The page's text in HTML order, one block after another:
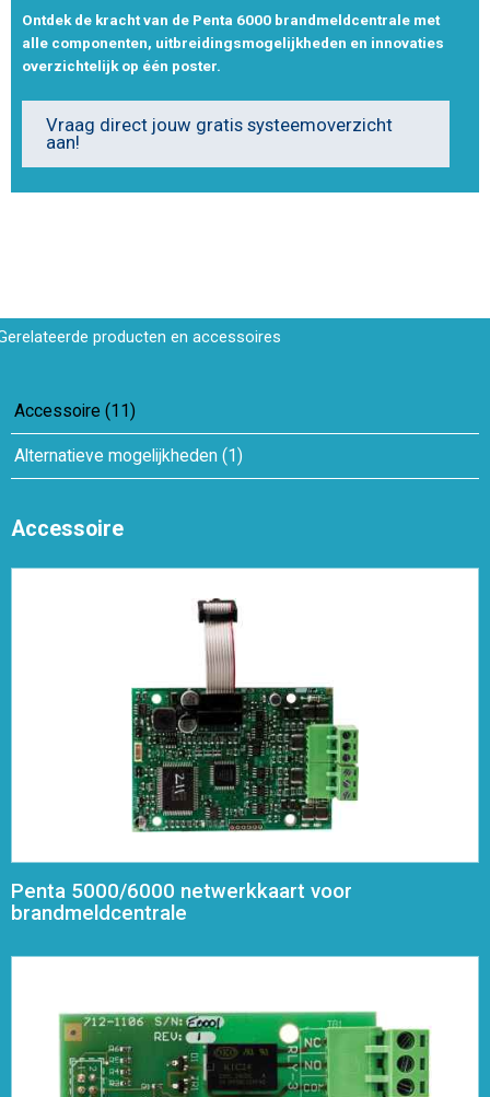
Ontdek de kracht van de Penta 6000 brandmeldcentrale met
alle componenten, uitbreidingsmogelijkheden en innovaties
overzichtelijk op één poster.
Vraag direct jouw gratis systeemoverzicht
aan!
producten en accessoires
Accessoire (11)
Alternatieve mogelijkheden (1)
Accessoire
Penta 5000/6000 netwerkkaart voor
brandmeldcentrale